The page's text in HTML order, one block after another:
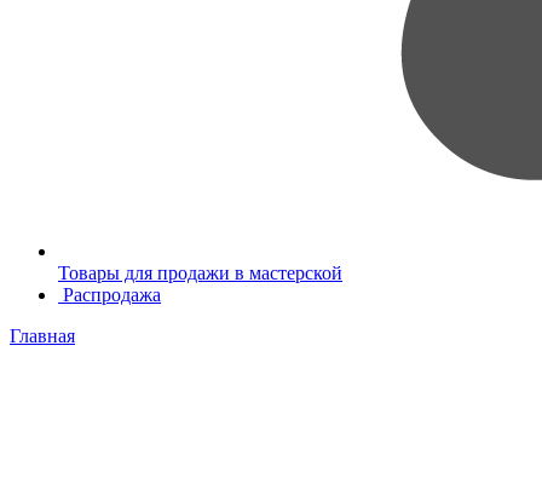
Товары для продажи в мастерской
Распродажа
Главная